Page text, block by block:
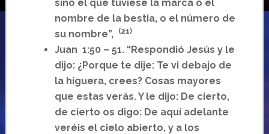
sino el que tuviese la marca o el
nombre de la bestia, o el número de
su nombre”,
(21)
Juan 1:50 – 51. “Respondió Jesús y le
dijo: ¿Porque te dije: Te vi debajo de
la higuera, crees? Cosas mayores
que estas verás. Y le dijo: De cierto,
de cierto os digo: De aquí adelante
veréis el cielo abierto, y a los